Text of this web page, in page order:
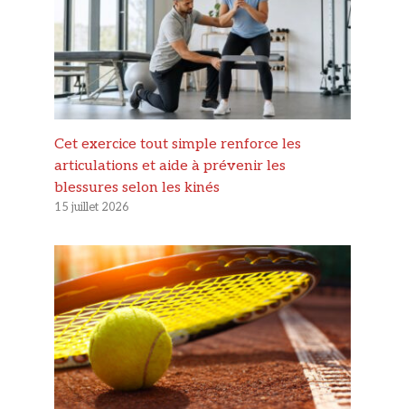
Cet exercice tout simple renforce les
articulations et aide à prévenir les
blessures selon les kinés
15 juillet 2026